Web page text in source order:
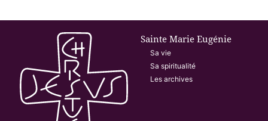
Sainte Marie Eugénie
Sa vie
Sa spiritualité
Les archives